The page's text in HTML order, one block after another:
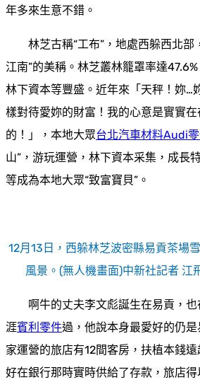
年多來生意不錯。
林芝古稱“工布”，地處西躲西北部
江南”的美稱。林芝叢林籠罩率達47.6%
林下資本等豐盛。近年來「天秤！妳…
樣對待愛妳的財富！我的心意是實實在
的！」，本地大眾台北汽車材料Audi
山”，游玩運營，林下資本采集，成長
等成為本地大眾“致富寶貝”。
12月13日，西躲林芝波密縣易貢茶場
風景。(無人機畫面)中新社記者 江
啊牛的丈夫李文彪誕生在易貢，也
涯賓利零件過，他說本身最愛好的仍是
家運營的旅店有12間客房，扶植本錢遠
好在銀行那時實時供給了存款，旅店得